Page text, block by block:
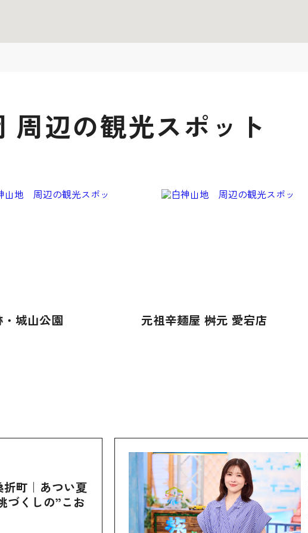
周辺の観光スポット
城山公園 元祖辛麺屋 桝元 愛宕店
町｜あつい夏
づくしの”こお